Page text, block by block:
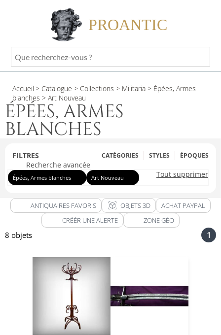
PROANTIC
Que
recherchez-
?
Accueil > Catalogue > Collections > Militaria > Épées, Armes
blanches > Art Nouveau
ÉPÉES, ARMES
BLANCHES
FILTRES CATÉGORIES STYLES ÉPOQUES
Recherche avancée
Tout supprimer
Épées, Armes blanches Art Nouveau
ANTIQUAIRES FAVORIS view_in_ar OBJETS 3D
ACHAT PAYPAL
CRÉÉR UNE ALERTE
ZONE GÉO
8 objets 1